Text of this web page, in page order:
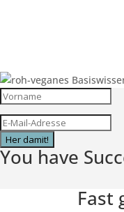
Her damit!
You have
Fast